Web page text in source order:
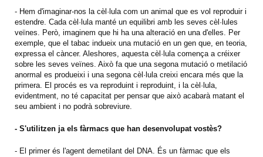
- Hem d'imaginar-nos la cèl·lula com un animal que es vol reproduir i
estendre. Cada cèl·lula manté un equilibri amb les seves cèl·lules
veïnes. Però, imaginem que hi ha una alteració en una d'elles. Per
exemple, que el tabac indueix una mutació en un gen que, en teoria,
expressa el càncer. Aleshores, aquesta cèl·lula comença a créixer
sobre les seves veïnes. Això fa que una segona mutació o metilació
anormal es produeixi i una segona cèl·lula creixi encara més que la
primera. El procés es va reproduint i reproduint, i la cèl·lula,
evidentment, no té capacitat per pensar que això acabarà matant el
seu ambient i no podrà sobreviure.
- S'utilitzen ja els fàrmacs que han desenvolupat vostès?
- El primer és l'agent demetilant del DNA. És un fàrmac que els